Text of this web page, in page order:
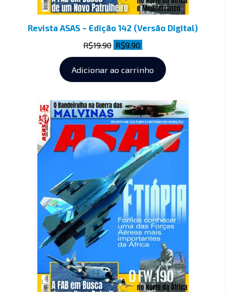
Revista ASAS – Edição 142 (Versão Digital)
R$19.90 R$9.90
Adicionar ao carrinho